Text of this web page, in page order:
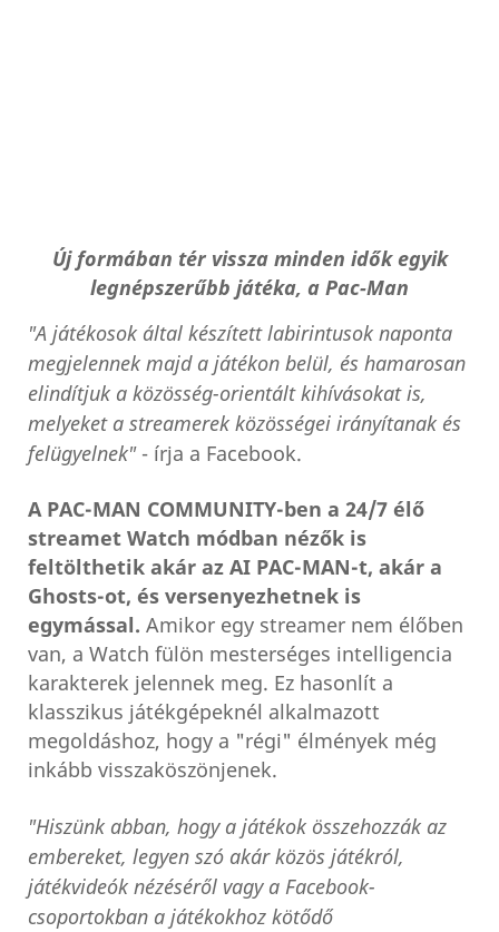
Új formában tér vissza minden idők egyik
legnépszerűbb játéka, a Pac-Man
"A játékosok által készített labirintusok naponta
megjelennek majd a játékon belül, és hamarosan
elindítjuk a közösség-orientált kihívásokat is,
melyeket a streamerek közösségei irányítanak és
felügyelnek"- írja a Facebook.
A PAC-MAN COMMUNITY-ben a 24/7 élő
streamet Watch módban nézők is
feltölthetik akár az AI PAC-MAN-t, akár a
Ghosts-ot, és versenyezhetnek is
egymással. Amikor egy streamer nem élőben
van, a Watch fülön mesterséges intelligencia
karakterek jelennek meg. Ez hasonlít a
klasszikus játékgépeknél alkalmazott
megoldáshoz, hogy a "régi" élmények még
inkább visszaköszönjenek.
"Hiszünk abban, hogy a játékok összehozzák az
embereket, legyen szó akár közös játékról,
játékvideók nézéséről vagy a Facebook-
csoportokban a játékokhoz kötődő